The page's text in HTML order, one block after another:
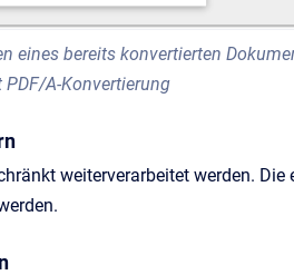
eines bereits konvertierten
PDF/A-Konvertierung
weiterverarbeitet werden.